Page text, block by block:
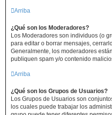
Arriba
¿Qué son los Moderadores?
Los Moderadores son individuos (o
para editar o borrar mensajes,
Generalmente, los moderadores
publiquen spam y/o contenido
Arriba
¿Qué son los Grupos de Usuarios?
Los Grupos de Usuarios son
los cuales puede trabajar los